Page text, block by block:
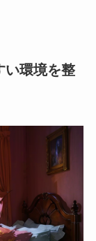
い環境を整